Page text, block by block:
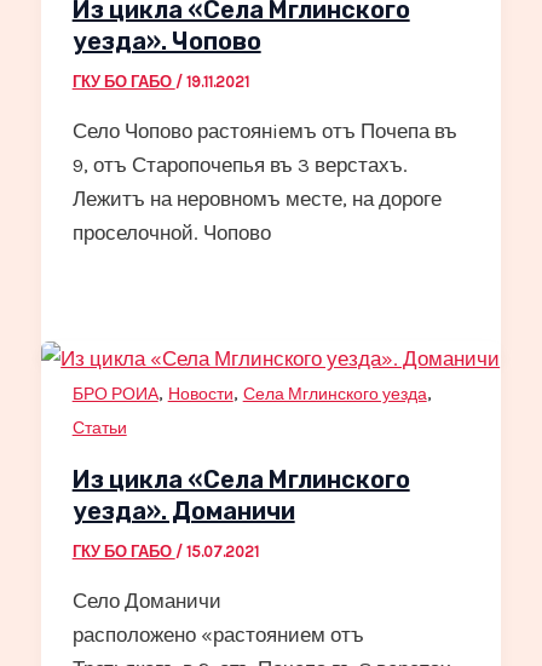
Из цикла «Села Мглинского
уезда». Чопово
ГКУ БО ГАБО / 19.11.2021
Село Чопово растоянiемъ отъ Почепа въ
9, отъ Старопочепья въ 3 верстахъ.
Лежитъ на неровномъ месте, на дороге
проселочной. Чопово
БРО РОИА, Новости, Села Мглинского уезда,
Статьи
Из цикла «Села Мглинского
уезда». Доманичи
ГКУ БО ГАБО / 15.07.2021
Село Доманичи
расположено «растоянием отъ